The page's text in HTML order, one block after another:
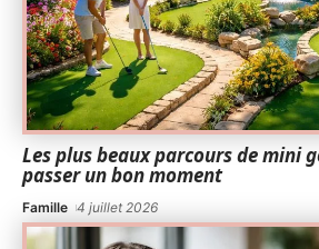
Les plus beaux parcours de mini
passer un bon moment
Famille 4 juillet 2026